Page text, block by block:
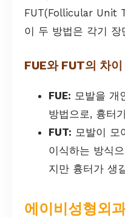
FUT(Follicular Unit
이 두 방법은 각기 장
FUE와 FUT의 차이
FUE: 모발을 개
방법으로, 흉터
FUT: 모발이 모
이식하는 방식
지만 흉터가 생
에이비성형외